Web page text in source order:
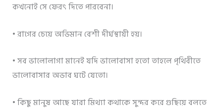
কখনোই সে ফেরৎ দিতে পারবেনা।
• রাগের চেয়ে অভিমান বেশী দীর্ঘস্থায়ী হয়।
• সব ভালোলাগা মানেই যদি ভালোবাসা হতো তাহলে পৃথিবীতে
ভালোবাসার অভাব ঘটে যেতো।
• কিছু মানুষ আছে যারা মিথ্যা কথাকে সুন্দর করে গুছিয়ে বলতে